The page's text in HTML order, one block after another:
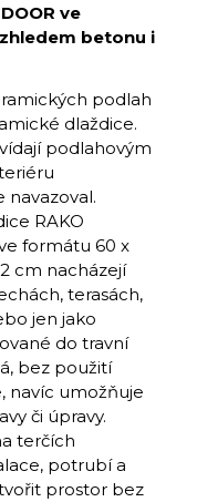
ve
betonu i
podlah
dlaždice.
podlahovým
navazoval.
RAKO
formátu 60 x
cm nacházejí
terasách,
jen jako
do travní
bez použití
navíc umožňuje
či úpravy.
terčích
potrubí a
prostor bez